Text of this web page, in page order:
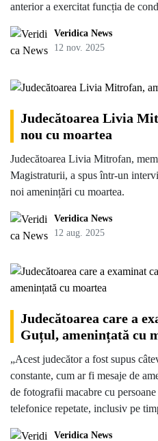
anterior a exercitat funcția de
Veridica News
12 nov. 2025
Judecătoarea Livia
nou cu moartea
Judecătoarea Livia Mitrofan,
Magistraturii, a spus într-un
noi amenințări cu moartea.
Veridica News
12 aug. 2025
Judecătoarea care a
Guțul, amenințată cu
„Acest judecător a fost supus
constante, cum ar fi mesaje de
de fotografii macabre cu
telefonice repetate, inclusiv pe
Veridica News